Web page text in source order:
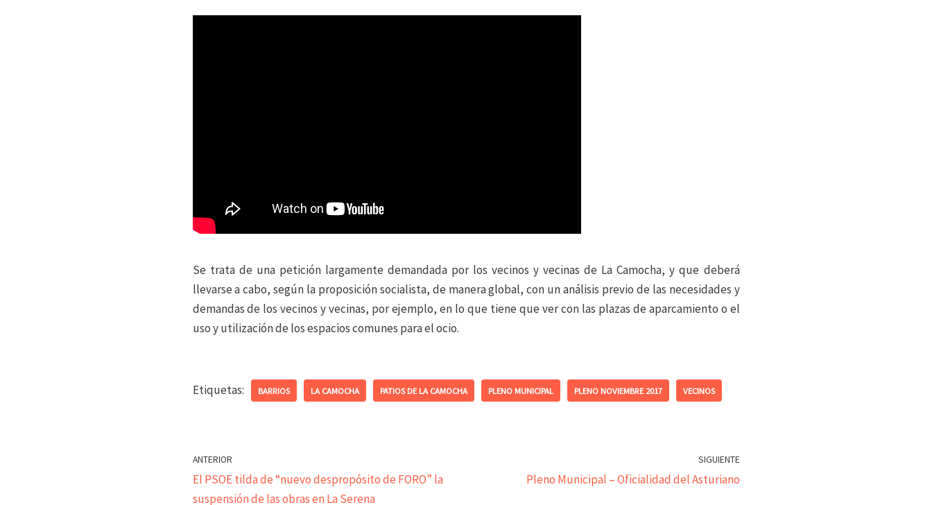
Se trata de una petición largamente demandada por los vecinos y vecinas de La Camocha, y que deberá
llevarse a cabo, según la proposición socialista, de manera global, con un análisis previo de las necesidades y
demandas de los vecinos y vecinas, por ejemplo, en lo que tiene que ver con las plazas de aparcamiento o el
uso y utilización de los espacios comunes para el ocio.
Etiquetas: BARRIOS LA CAMOCHA PATIOS DE LA CAMOCHA PLENO MUNICIPAL PLENO NOVIEMBRE 2017 VECINOS
ANTERIOR
El PSOE tilda de “nuevo despropósito de FORO” la
suspensión de las obras en La Serena
SIGUIENTE
Pleno Municipal – Oficialidad del Asturiano